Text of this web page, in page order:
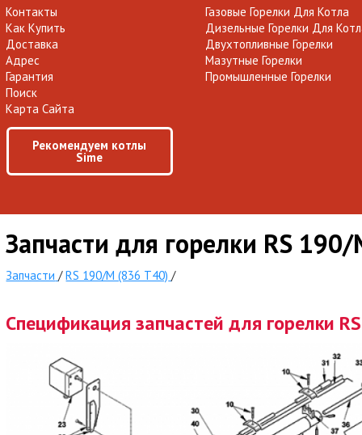
Контакты
Как Купить
Доставка
Адрес
Гарантия
Поиск
Карта Сайта
Рекомендуем котлы
Sime
Газовые Горелки Для Котла
Дизельные Горелки Для
Двухтопливные Горелки
Мазутные Горелки
Промышленные Горелки
Запчасти для горелки RS
Запчасти /RS 190/M (836 T40) /
Спецификация запчастей для горелки